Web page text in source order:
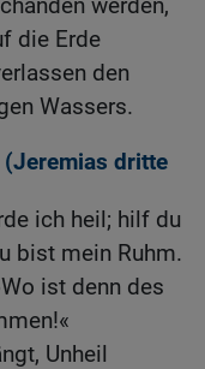
werden,
die Erde
den
Wassers.
dritte
ich heil; hilf du
bist mein Ruhm.
ist denn des
Unheil